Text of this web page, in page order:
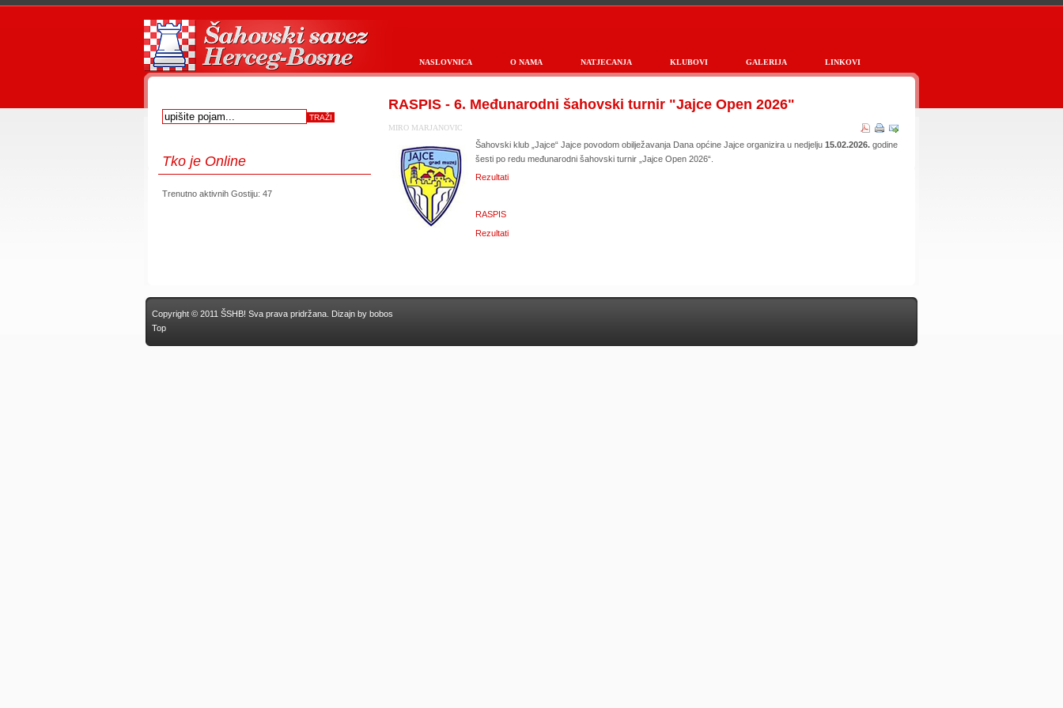
NASLOVNICA O NAMA NATJECANJA KLUBOVI GALERIJA LINKOVI
Tko je Online
Trenutno aktivnih Gostiju: 47
RASPIS - 6. Međunarodni šahovski turnir "Jajce Open 2026"
MIRO MARJANOVIC
Šahovski klub „Jajce“ Jajce povodom obilježavanja Dana općine Jajce organizira u nedjelju15.02.2026. godine
šesti po redu međunarodni šahovski turnir „Jajce Open 2026“.
Rezultati
RASPIS
Rezultati
Copyright © 2011 ŠSHB! Sva prava pridržana. Dizajn by bobos
Top